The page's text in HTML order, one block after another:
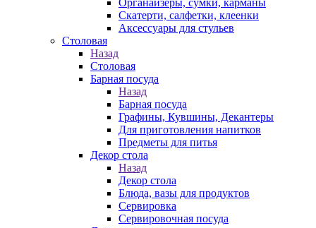
Скатерти, салфетки, клеенки
Аксессуары для стульев
Столовая
Назад
Столовая
Барная посуда
Назад
Барная посуда
Графины, Кувшины, Декантеры
Для приготовления напитков
Предметы для питья
Декор стола
Назад
Декор стола
Блюда, вазы для продуктов
Сервировка
Сервировочная посуда